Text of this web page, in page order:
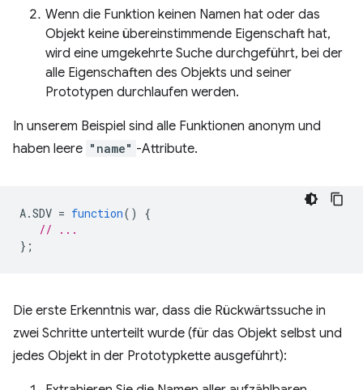
Wenn die Funktion keinen Namen hat oder das
Objekt keine übereinstimmende Eigenschaft hat,
wird eine umgekehrte Suche durchgeführt, bei der
alle Eigenschaften des Objekts und seiner
Prototypen durchlaufen werden.
In unserem Beispiel sind alle Funktionen anonym und
haben leere "name" -Attribute.
A.SDV = function()
{
// ...
};
Die erste Erkenntnis war, dass die Rückwärtssuche in
zwei Schritte unterteilt wurde (für das Objekt selbst und
jedes Objekt in der Prototypkette ausgeführt):